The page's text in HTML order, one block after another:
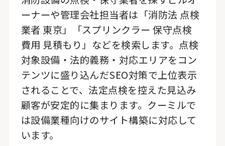
ーナーや管理会社担当者は「消防法 点検
業者 東京」「スプリンクラー 保守点検
費用 見積もり」などを検索します。点検
対象設備・法的義務・対応エリアをコン
テンツに盛り込んだSEO対策で上位表示
されることで、法定点検を控えた見込み
顧客が安定的に集まります。クーミルで
は設備業種向けのサイト構築に対応して
います。